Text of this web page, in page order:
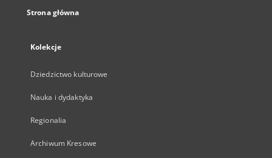
Strona główna
Kolekcje
Dziedzictwo kulturowe
Nauka i dydaktyka
Regionalia
Archiwum Kresowe